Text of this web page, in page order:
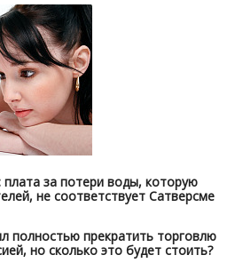
плата за потери воды, которую
не соответствует Сатверсме
полностью прекратить торговлю
но сколько это будет стоить?